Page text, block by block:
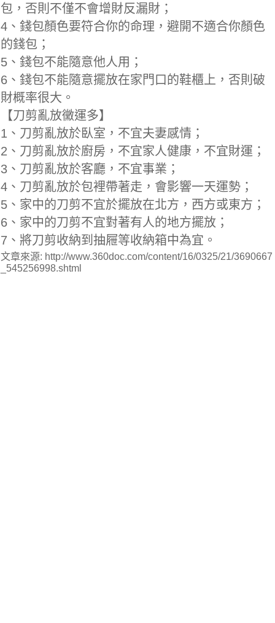
包，否則不僅不會增財反漏財；
4、錢包顏色要符合你的命理，避開不適合你顏色
的錢包；
5、錢包不能隨意他人用；
6、錢包不能隨意擺放在家門口的鞋櫃上，否則破
財概率很大。
【刀剪亂放黴運多】
1、刀剪亂放於臥室，不宜夫妻感情；
2、刀剪亂放於廚房，不宜家人健康，不宜財運；
3、刀剪亂放於客廳，不宜事業；
4、刀剪亂放於包裡帶著走，會影響一天運勢；
5、家中的刀剪不宜於擺放在北方，西方或東方；
6、家中的刀剪不宜對著有人的地方擺放；
7、將刀剪收納到抽屜等收納箱中為宜。
文章來源: http://www.360doc.com/content/16/0325/21/3690667
_545256998.shtml